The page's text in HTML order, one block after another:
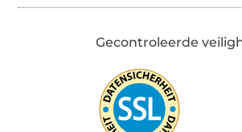
Gecontroleerde